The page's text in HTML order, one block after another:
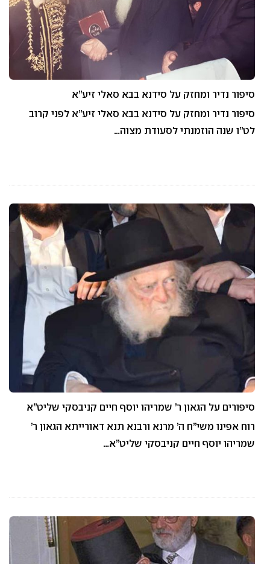
סיפור נדיר ומחזק על סידנא בבא סאלי זיע”א
סיפור נדיר ומחזק על סידנא בבא סאלי זיע”א לפני קרוב
לט”ו שנה הוזמנתי לסעודת מצוה…
סיפורים על הגאון ר’ שמריהו יוסף חיים קניבסקי שליט”א
רוח אפינו משי”ח ה’ מרנא ורבנא תנא דאורייתא הגאון ר’
שמריהו יוסף חיים קניבסקי שליט”א…